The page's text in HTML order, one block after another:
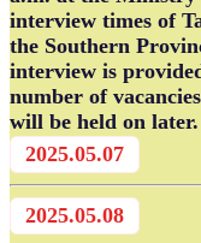
interview times of
the Southern
interview is
number of
will be held on later.
2025.05.07
2025.05.08